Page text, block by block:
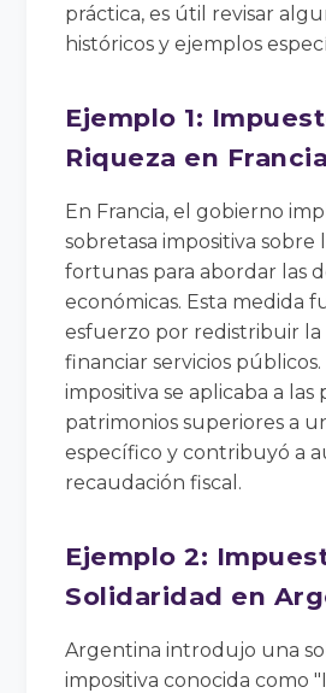
práctica, es útil revisar
históricos y ejemplos
Ejemplo 1:
Riqueza en Francia
En Francia, el gobierno
sobretasa impositiva sobre
fortunas para abordar las
económicas. Esta medida
esfuerzo por redistribuir la
financiar servicios públicos.
impositiva se aplicaba a las
patrimonios superiores a
específico y contribuyó a
recaudación fiscal.
Ejemplo 2:
Solidaridad en
Argentina introdujo una
impositiva conocida como